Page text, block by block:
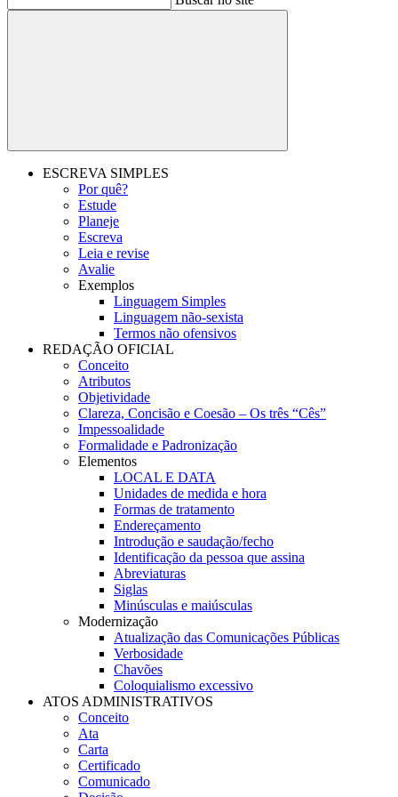
Buscar
ESCREVA SIMPLES
Por quê?
Estude
Planeje
Escreva
Leia e revise
Avalie
Exemplos
Linguagem Simples
Linguagem não-sexista
Termos não ofensivos
REDAÇÃO OFICIAL
Conceito
Atributos
Objetividade
Clareza, Concisão e Coesão – Os três “Cês”
Impessoalidade
Formalidade e Padronização
Elementos
LOCAL E DATA
Unidades de medida e hora
Formas de tratamento
Endereçamento
Introdução e saudação/fecho
Identificação da pessoa que assina
Abreviaturas
Siglas
Minúsculas e maiúsculas
Modernização
Atualização das Comunicações Públicas
Verbosidade
Chavões
Coloquialismo excessivo
ATOS ADMINISTRATIVOS
Conceito
Ata
Carta
Certificado
Comunicado